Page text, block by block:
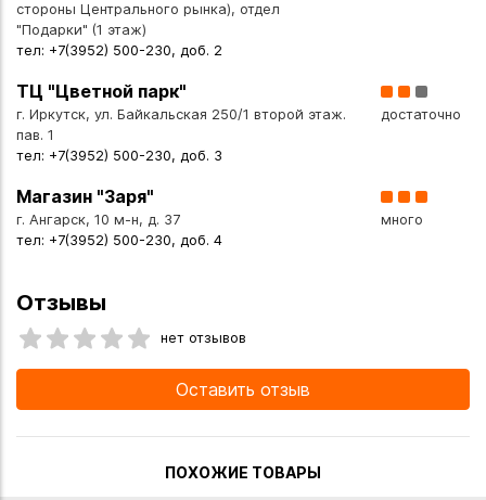
стороны Центрального рынка), отдел
"Подарки" (1 этаж)
тел: +7(3952) 500-230, доб. 2
ТЦ "Цветной парк"
г. Иркутск, ул. Байкальская 250/1 второй этаж.
пав. 1
тел: +7(3952) 500-230, доб. 3
достаточно
Магазин "Заря"
г. Ангарск, 10 м-н, д. 37
тел: +7(3952) 500-230, доб. 4
много
Отзывы
нет отзывов
Оставить отзыв
ПОХОЖИЕ ТОВАРЫ